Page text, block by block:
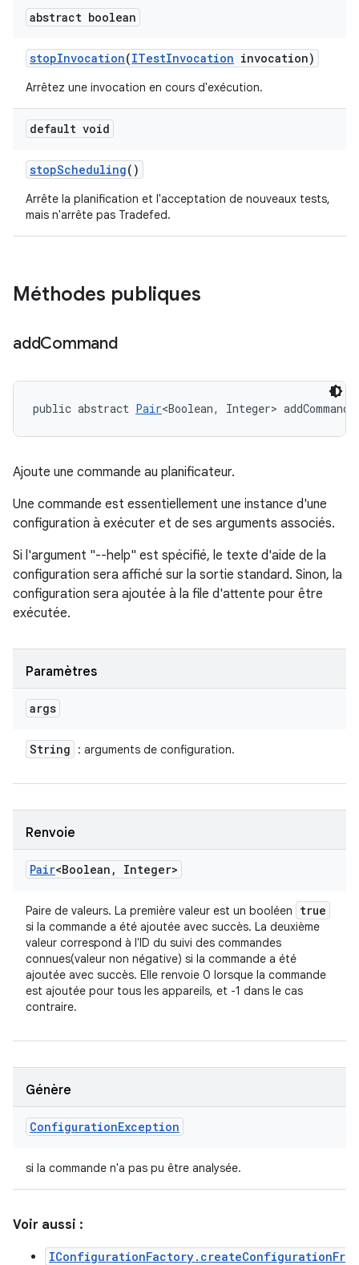
abstract boolean
stopInvocation(ITestInvocation invocation)
Arrêtez une invocation en cours d'exécution.
default void
stopScheduling()
Arrête la planification et l'acceptation de nouveaux tests,
mais n'arrête pas Tradefed.
Méthodes publiques
addCommand
public abstract Pair<Boolean, Integer>
Ajoute une commande au planificateur.
Une commande est essentiellement une instance d'une
configuration à exécuter et de ses arguments associés.
Si l'argument "--help" est spécifié, le texte d'aide de la
configuration sera affiché sur la sortie standard. Sinon, la
configuration sera ajoutée à la file d'attente pour être
exécutée.
Paramètres
args
String : arguments de configuration.
Renvoie
Pair<Boolean , Integer>
Paire de valeurs. La première valeur est un booléen true
si la commande a été ajoutée avec succès. La deuxième
valeur correspond à l'ID du suivi des commandes
connues(valeur non négative) si la commande a été
ajoutée avec succès. Elle renvoie 0 lorsque la commande
est ajoutée pour tous les appareils, et -1 dans le cas
contraire.
Génère
ConfigurationException
si la commande n'a pas pu être analysée.
Voir aussi :
IConfigurationFactory.createConfigurationFr